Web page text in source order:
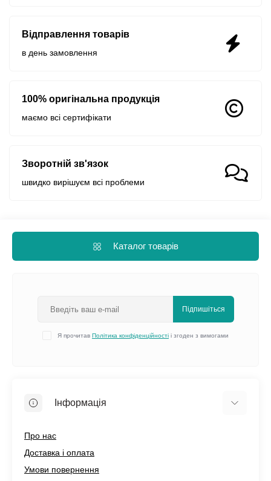
Відправлення товарів
в день замовлення
100% оригінальна продукція
маємо всі сертифікати
Зворотній зв'язок
швидко вирішуєм всі проблеми
Каталог товарів
Підпишіться
Я прочитав Політика конфіденційності і згоден з вимогами
Інформація
Про нас
Доставка і оплата
Умови повернення